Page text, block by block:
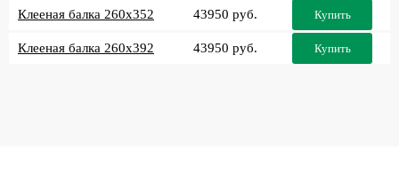
Клееная балка 260x352 43950 руб. Купить
Клееная балка 260x392 43950 руб. Купить